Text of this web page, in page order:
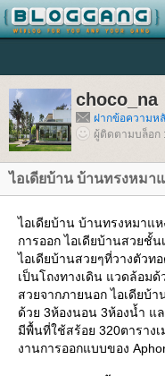
choco_na
ฝากข้อความห
ผู้ติดตามบล็อก
ไอเดียบ้าน บ้านทรงหมา
ไอเดียบ้าน บ้านทรงหมาแ
การออก ไอเดียบ้านสวยชั้
ไอเดียบ้านสวยๆที่วางตัว
เป็นโถงทางเดิน แวดล้อม
สวยจากภายนอก ไอเดียบ้
ด้วย 3ห้องนอน 3ห้องน้ำ แ
มีพื้นที่ใช้สร้อย 320ตาราง
งานการออกแบบของ